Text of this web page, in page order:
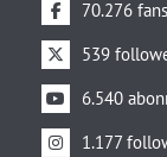
70.276 fans
539
6.540
1.177